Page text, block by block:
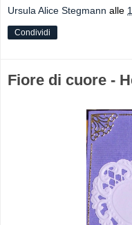
Ursula Alice Stegmann alle
Condividi
Fiore di cuore -